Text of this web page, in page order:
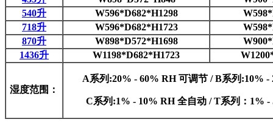
540升
W596*D682*H1298
718升
W596*D682*H1723
870升
W898*D572*H1698
1436升
W1198*D682*H1723
湿度范围：
A系列:20% - 60% RH 可调节 / B系列:10% -
C系列:1% - 10% RH 全自动 / T系列：1%